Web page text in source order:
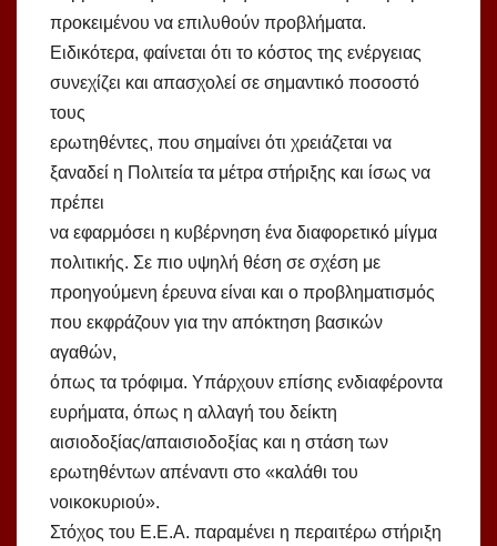
προκειμένου να επιλυθούν προβλήματα.
Ειδικότερα, φαίνεται ότι το κόστος της ενέργειας
συνεχίζει και απασχολεί σε σημαντικό ποσοστό
τους
ερωτηθέντες, που σημαίνει ότι χρειάζεται να
ξαναδεί η Πολιτεία τα μέτρα στήριξης και ίσως να
πρέπει
να εφαρμόσει η κυβέρνηση ένα διαφορετικό μίγμα
πολιτικής. Σε πιο υψηλή θέση σε σχέση με
προηγούμενη έρευνα είναι και ο προβληματισμός
που εκφράζουν για την απόκτηση βασικών
αγαθών,
όπως τα τρόφιμα. Υπάρχουν επίσης ενδιαφέροντα
ευρήματα, όπως η αλλαγή του δείκτη
αισιοδοξίας/απαισιοδοξίας και η στάση των
ερωτηθέντων απέναντι στο «καλάθι του
νοικοκυριού».
Στόχος του Ε.Ε.Α. παραμένει η περαιτέρω στήριξη